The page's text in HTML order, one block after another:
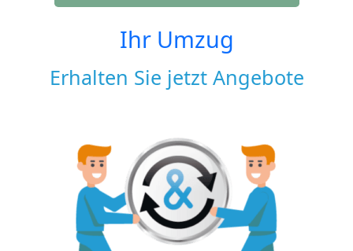
Ihr Umzug
Erhalten Sie jetzt Angebote